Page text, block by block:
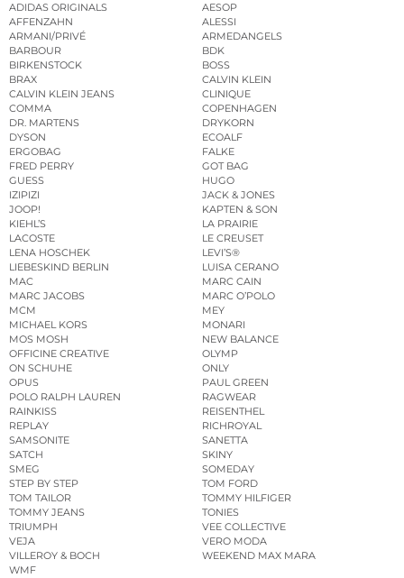
ADIDAS ORIGINALS
AESOP
AFFENZAHN
ALESSI
ARMANI/PRIVÉ
ARMEDANGELS
BARBOUR
BDK
BIRKENSTOCK
BOSS
BRAX
CALVIN KLEIN
CALVIN KLEIN JEANS
CLINIQUE
COMMA
COPENHAGEN
DR. MARTENS
DRYKORN
DYSON
ECOALF
ERGOBAG
FALKE
FRED PERRY
GOT BAG
GUESS
HUGO
IZIPIZI
JACK & JONES
JOOP!
KAPTEN & SON
KIEHL’S
LA PRAIRIE
LACOSTE
LE CREUSET
LENA HOSCHEK
LEVI’S®
LIEBESKIND BERLIN
LUISA CERANO
MAC
MARC CAIN
MARC JACOBS
MARC O’POLO
MCM
MEY
MICHAEL KORS
MONARI
MOS MOSH
NEW BALANCE
OFFICINE CREATIVE
OLYMP
ON SCHUHE
ONLY
OPUS
PAUL GREEN
POLO RALPH LAUREN
RAGWEAR
RAINKISS
REISENTHEL
REPLAY
RICHROYAL
SAMSONITE
SANETTA
SATCH
SKINY
SMEG
SOMEDAY
STEP BY STEP
TOM FORD
TOM TAILOR
TOMMY HILFIGER
TOMMY JEANS
TONIES
TRIUMPH
VEE COLLECTIVE
VEJA
VERO MODA
VILLEROY & BOCH
WEEKEND MAX MARA
WMF